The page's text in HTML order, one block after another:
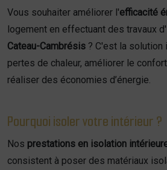
Vous souhaiter améliorer l'efficacité
logement en effectuant des travaux d'
Cateau-Cambrésis ? C'est la solution
pertes de chaleur, améliorer le
réaliser des économies d’énergie.
Pourquoi isoler votre intérieur ?
Nos prestations en isolation
consistent à poser des matériaux